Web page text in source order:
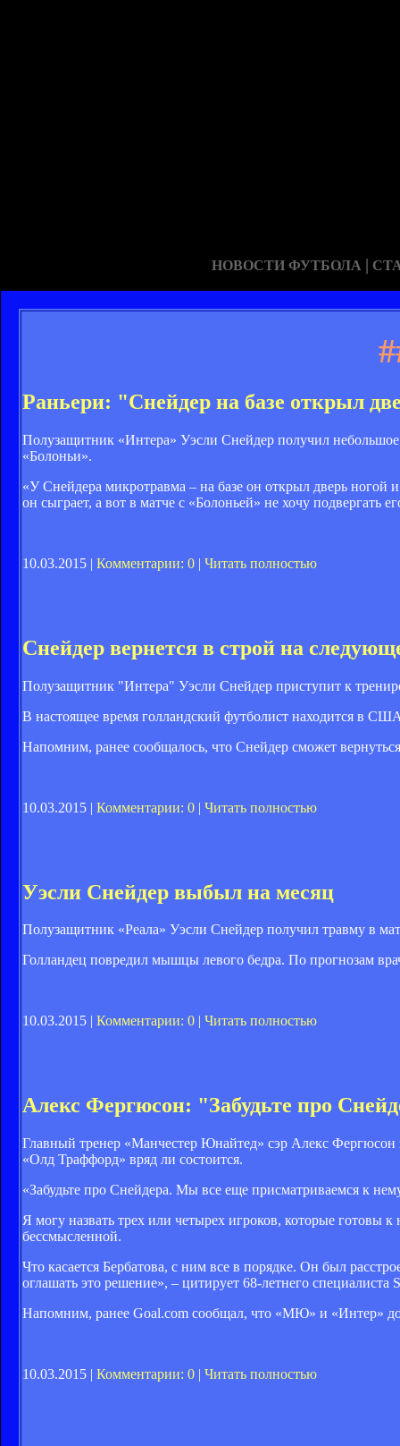
НОВОСТИ ФУТБОЛА |
Раньери: "Снейдер на базе открыл
Полузащитник «Интера» Уэсли Снейдер получил небольшое
«Болоньи».
«У Снейдера микротравма – на базе он открыл дверь
он сыграет, а вот в матче с «Болоньей» не хочу подвергать
10.03.2015 | Комментарии: 0 | Читать полностью
Снейдер вернется в строй на
Полузащитник "Интера" Уэсли Снейдер приступит к
В настоящее время голландский футболист находится в
Напомним, ранее сообщалось, что Снейдер сможет
10.03.2015 | Комментарии: 0 | Читать полностью
Уэсли Снейдер выбыл на месяц
Полузащитник «Реала» Уэсли Снейдер получил травму в
Голландец повредил мышцы левого бедра. По прогнозам
10.03.2015 | Комментарии: 0 | Читать полностью
Алекс Фергюсон: "Забудьте про
Главный тренер «Манчестер Юнайтед» сэр Алекс Фергюсон
«Олд Траффорд» вряд ли состоится.
«Забудьте про Снейдера. Мы все еще присматриваемся к
Я могу назвать трех или четырех игроков, которые готовы
бессмысленной.
Что касается Бербатова, с ним все в порядке. Он был
оглашать это решение», – цитирует 68-летнего специалиста
Напомним, ранее Goal.com сообщал, что «МЮ» и «Интер»
10.03.2015 | Комментарии: 0 | Читать полностью